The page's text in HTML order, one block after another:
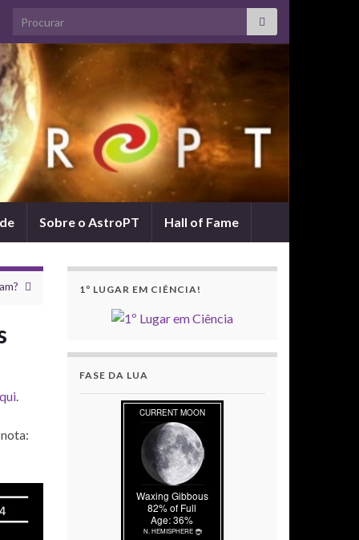
Search for:
Sobre o AstroPT Hall of Fame
.
1º LUGAR EM CIÊNCIA!
FASE DA LUA